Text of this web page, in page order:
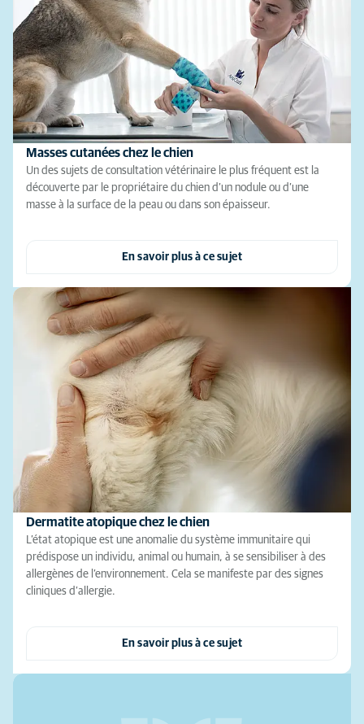
Masses cutanées chez le chien
Un des sujets de consultation vétérinaire le plus fréquent est la
découverte par le propriétaire du chien d’un nodule ou d’une
masse à la surface de la peau ou dans son épaisseur.
En savoir plus à ce sujet
Dermatite atopique chez le chien
L’état atopique est une anomalie du système immunitaire qui
prédispose un individu, animal ou humain, à se sensibiliser à des
allergènes de l’environnement. Cela se manifeste par des signes
cliniques d’allergie.
En savoir plus à ce sujet